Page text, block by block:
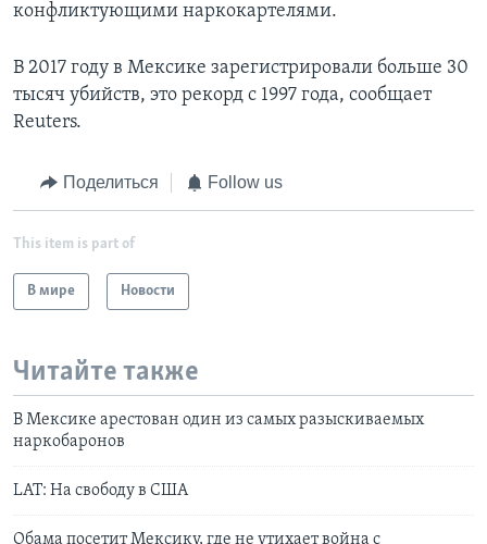
конфликтующими наркокартелями.
В 2017 году в Мексике зарегистрировали больше 30
тысяч убийств, это рекорд с 1997 года, сообщает
Reuters.
Поделиться Follow us
This item is part of
В мире Новости
Читайте также
В Мексике арестован один из самых разыскиваемых
наркобаронов
LAT: На свободу в США
Обама посетит Мексику, где не утихает война с